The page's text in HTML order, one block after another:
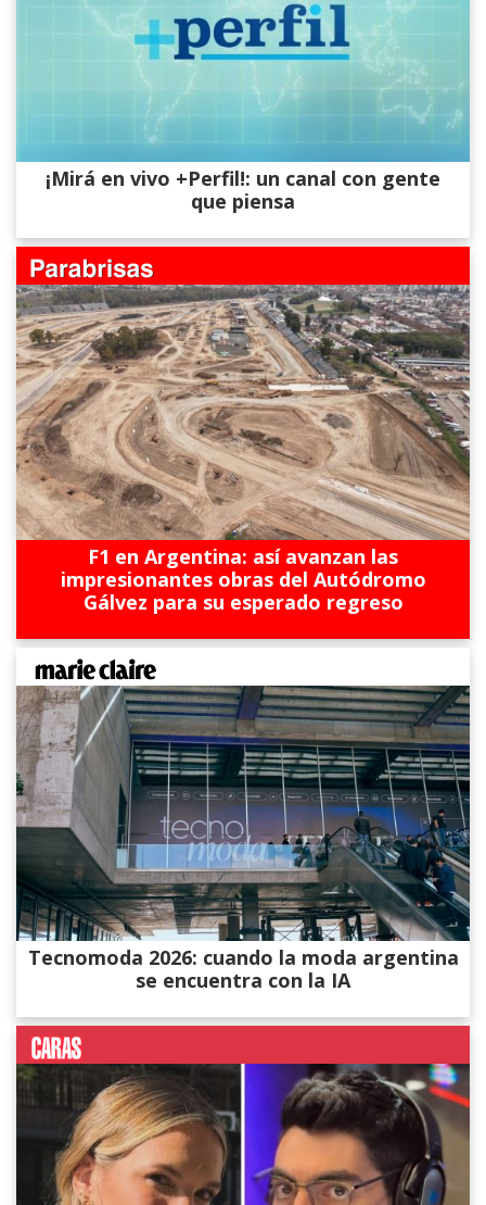
¡Mirá en vivo +Perfil!: un canal con gente
que piensa
F1 en Argentina: así avanzan las
impresionantes obras del Autódromo
Gálvez para su esperado regreso
Tecnomoda 2026: cuando la moda argentina
se encuentra con la IA